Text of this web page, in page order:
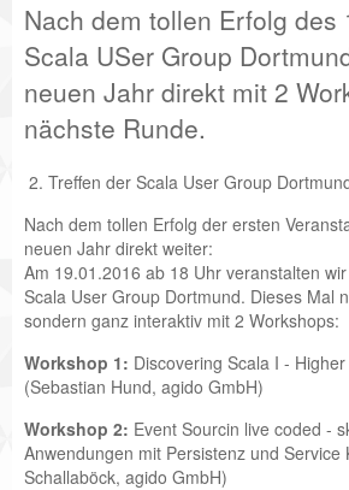
Nach dem tollen Erfolg des
Scala USer Group
neuen Jahr direkt mit 2
nächste Runde.
2. Treffen der Scala User Group
Nach dem tollen Erfolg der ersten
neuen Jahr direkt weiter:
Am 19.01.2016 ab 18 Uhr veranstalten
Scala User Group Dortmund. Dieses Mal
sondern ganz interaktiv mit 2 Workshops:
Workshop 1: Discovering Scala I -
(Sebastian Hund, agido GmbH)
Workshop 2: Event Sourcin live coded -
Anwendungen mit Persistenz und Service
Schallaböck, agido GmbH)